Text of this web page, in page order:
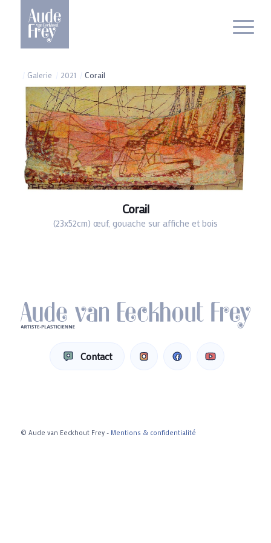
Galerie 2021 Corail
Corail
(23x52cm) œuf, gouache sur affiche et bois
Contact
© Aude van Eeckhout Frey - Mentions & confidentialité